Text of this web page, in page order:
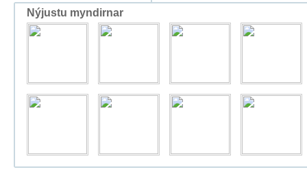
Nýjustu myndirnar